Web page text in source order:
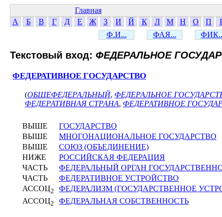
Главная
А
Б В Г Д Е Ж З И Й К Л М Н О П
Ф.И...
ФАЯ...
Текстовый вход: ФЕДЕРАЛЬНОЕ
ФЕДЕРАТИВНОЕ ГОСУДАРСТВО
(ОБЩЕФЕДЕРАЛЬНЫЙ, ФЕДЕРАЛЬНОЕ
ФЕДЕРАТИВНАЯ СТРАНА, ФЕДЕРАТИВНОЕ
ВЫШЕ
ГОСУДАРСТВО
ВЫШЕ
МНОГОНАЦИОНАЛЬНОЕ ГОСУДАРСТВО
ВЫШЕ
СОЮЗ (ОБЪЕДИНЕНИЕ)
НИЖЕ
РОССИЙСКАЯ ФЕДЕРАЦИЯ
ЧАСТЬ
ФЕДЕРАЛЬНЫЙ ОРГАН
ЧАСТЬ
ФЕДЕРАТИВНОЕ УСТРОЙСТВО
АССОЦ2
ФЕДЕРАЛИЗМ (ГОСУДАРСТВЕННОЕ
АССОЦ2 ФЕДЕРАЛЬНАЯ СОБСТВЕННОСТЬ